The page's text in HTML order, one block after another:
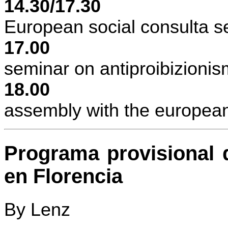
14.30/17.30
European social consulta
17.00
seminar on
18.00
assembly with the
Programaprovisional
en Florencia
By Lenz